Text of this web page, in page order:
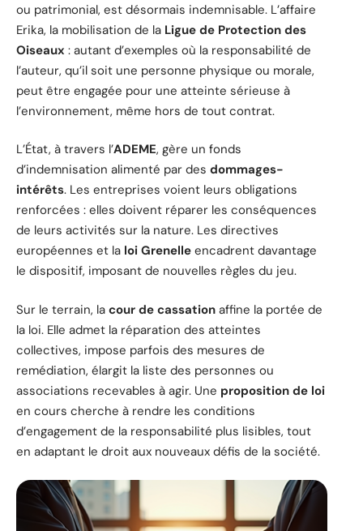
ou patrimonial, est désormais indemnisable. L’affaire
Erika, la mobilisation de la Ligue de Protection des
Oiseaux : autant d’exemples où la responsabilité de
l’auteur, qu’il soit une personne physique ou morale,
peut être engagée pour une atteinte sérieuse à
l’environnement, même hors de tout contrat.
L’État, à travers l’ADEME, gère un fonds
d’indemnisation alimenté par des dommages-
intérêts. Les entreprises voient leurs obligations
renforcées : elles doivent réparer les conséquences
de leurs activités sur la nature. Les directives
européennes et la loi Grenelle encadrent davantage
le dispositif, imposant de nouvelles règles du jeu.
Sur le terrain, la cour de cassation affine la portée de
la loi. Elle admet la réparation des atteintes
collectives, impose parfois des mesures de
remédiation, élargit la liste des personnes ou
associations recevables à agir. Une proposition de loi
en cours cherche à rendre les conditions
d’engagement de la responsabilité plus lisibles, tout
en adaptant le droit aux nouveaux défis de la société.